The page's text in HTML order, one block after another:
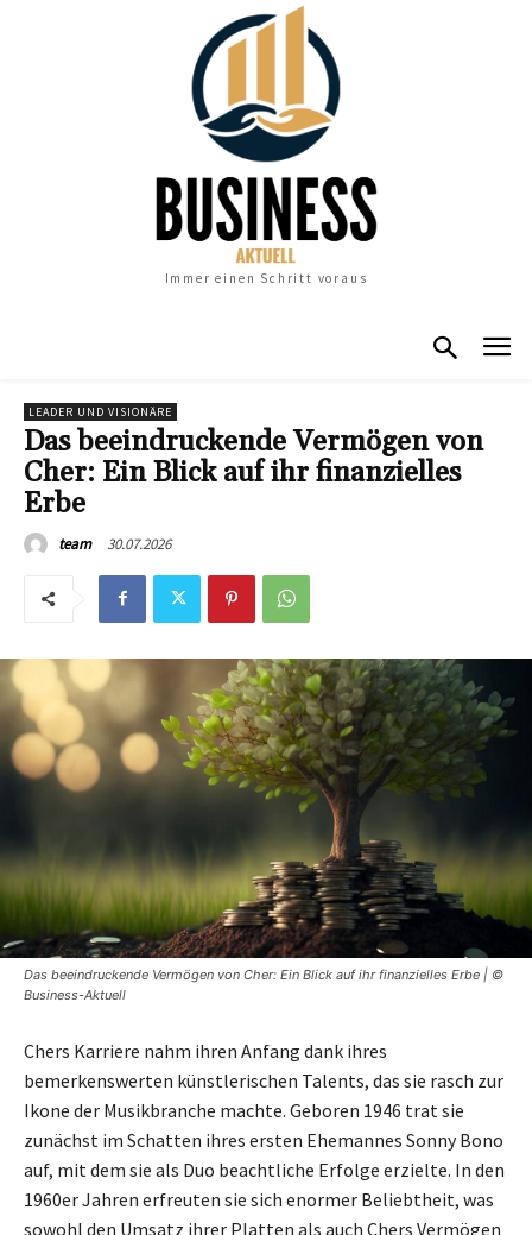
Immer einen Schritt voraus
LEADER UND VISIONÄRE
Das beeindruckende Vermögen von
Cher: Ein Blick auf ihr finanzielles
Erbe
team 30.07.2026
Das beeindruckende Vermögen von Cher: Ein Blick auf ihr finanzielles Erbe | ©
Business-Aktuell
Chers Karriere nahm ihren Anfang dank ihres
bemerkenswerten künstlerischen Talents, das sie rasch zur
Ikone der Musikbranche machte. Geboren 1946 trat sie
zunächst im Schatten ihres ersten Ehemannes Sonny Bono
auf, mit dem sie als Duo beachtliche Erfolge erzielte. In den
1960er Jahren erfreuten sie sich enormer Beliebtheit, was
sowohl den Umsatz ihrer Platten als auch Chers Vermögen